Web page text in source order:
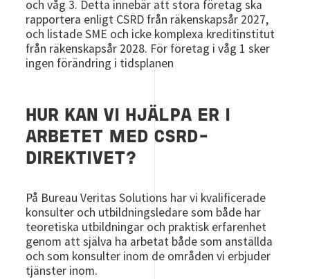
och våg 3. Detta innebär att stora företag ska
rapportera enligt CSRD från räkenskapsår 2027,
och listade SME och icke komplexa kreditinstitut
från räkenskapsår 2028. För företag i våg 1 sker
ingen förändring i tidsplanen
HUR KAN VI HJÄLPA ER I
ARBETET MED CSRD-
DIREKTIVET?
På Bureau Veritas Solutions har vi kvalificerade
konsulter och utbildningsledare som både har
teoretiska utbildningar och praktisk erfarenhet
genom att själva ha arbetat både som anställda
och som konsulter inom de områden vi erbjuder
tjänster inom.